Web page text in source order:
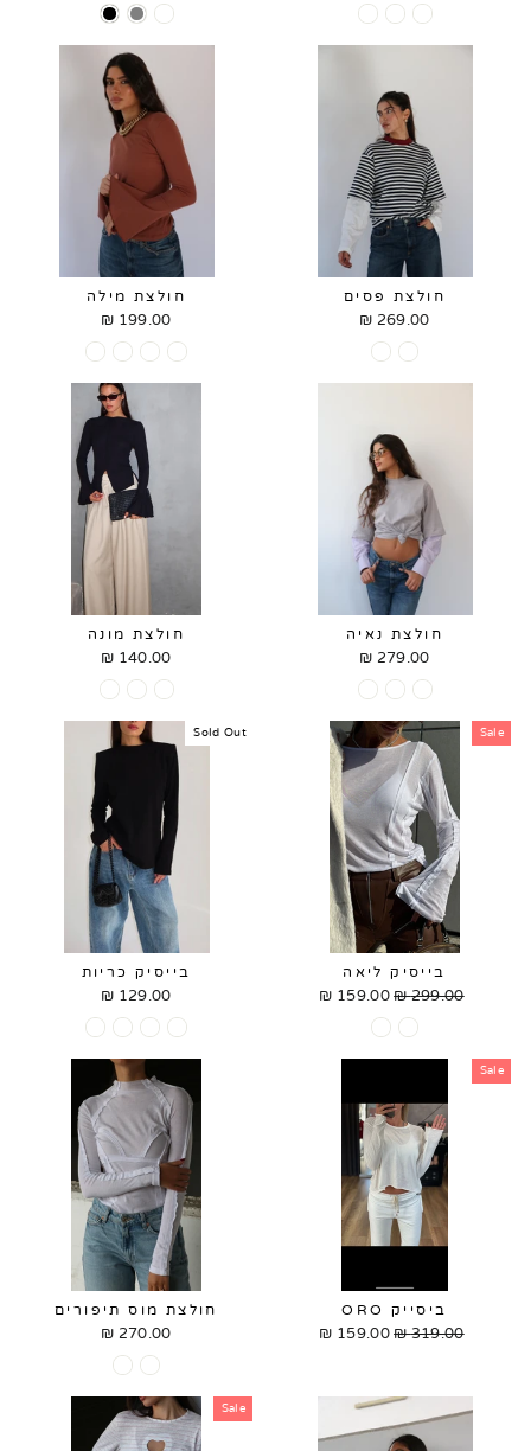
price
price
חולצת פסים
269.00 ₪
חולצת מילה
199.00 ₪
חולצת נאיה
279.00 ₪
חולצת מונה
140.00 ₪
Sale
בייסיק ליאה
Regular
299.00 ₪
Sale
price
159.00 ₪
Sold Out
בייסיק כריות
129.00 ₪
Sale
ביסייק ORO
Regular
319.00 ₪
Sale
159.00 ₪
חולצת מוס תיפורים
270.00 ₪
Sale